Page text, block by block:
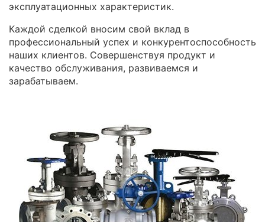
эксплуатационных характеристик.
Каждой сделкой вносим свой вклад в
профессиональный успех и конкурентоспособность
наших клиентов. Совершенствуя продукт и
качество обслуживания, развиваемся и
зарабатываем.